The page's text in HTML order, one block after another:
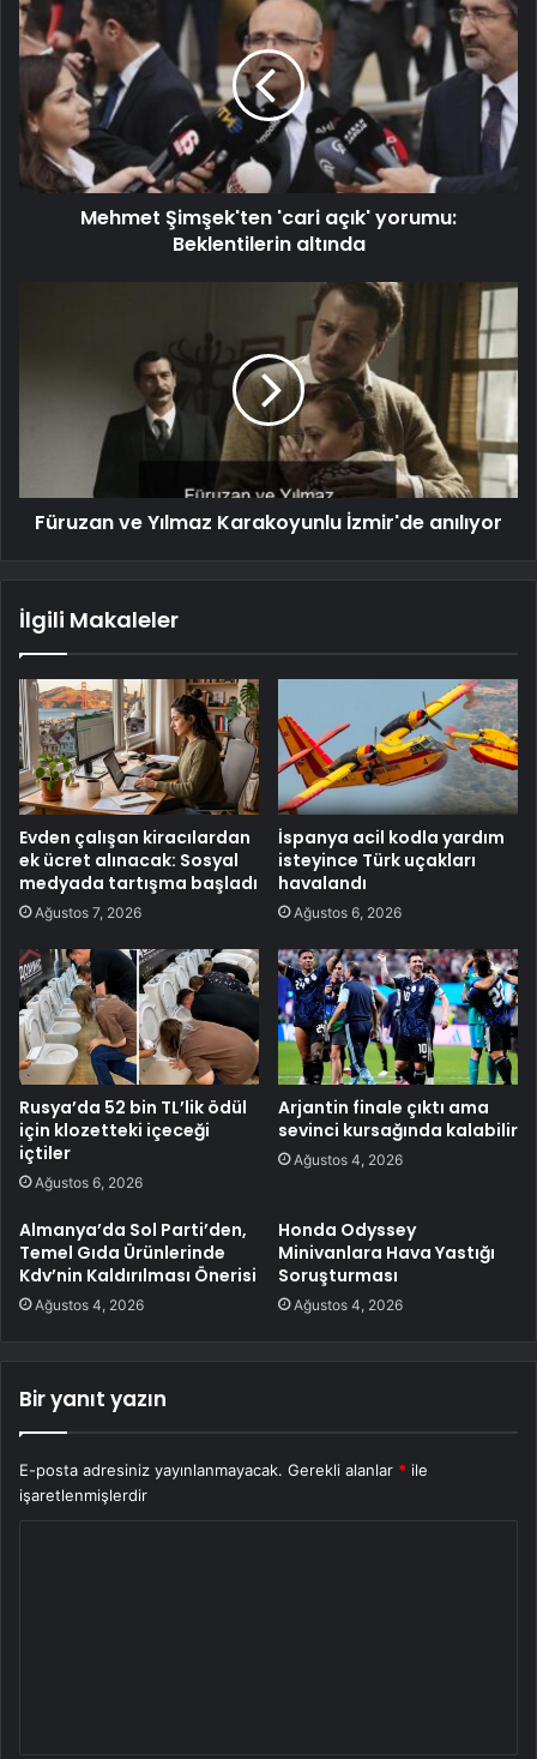
Mehmet Şimşek'ten 'cari açık' yorumu:
Beklentilerin altında
Füruzan ve Yılmaz Karakoyunlu İzmir'de anılıyor
İlgili Makaleler
Evden çalışan kiracılardan
ek ücret alınacak: Sosyal
medyada tartışma başladı
Ağustos 7, 2026
İspanya acil kodla yardım
isteyince Türk uçakları
havalandı
Ağustos 6, 2026
Rusya’da 52 bin TL’lik ödül
için klozetteki içeceği
içtiler
Ağustos 6, 2026
Arjantin finale çıktı ama
sevinci kursağında kalabilir
Ağustos 4, 2026
Almanya’da Sol Parti’den,
Temel Gıda Ürünlerinde
Kdv’nin Kaldırılması Önerisi
Ağustos 4, 2026
Honda Odyssey
Minivanlara Hava Yastığı
Soruşturması
Ağustos 4, 2026
Bir yanıt yazın
E-posta adresiniz yayınlanmayacak. Gerekli alanlar * ile
işaretlenmişlerdir